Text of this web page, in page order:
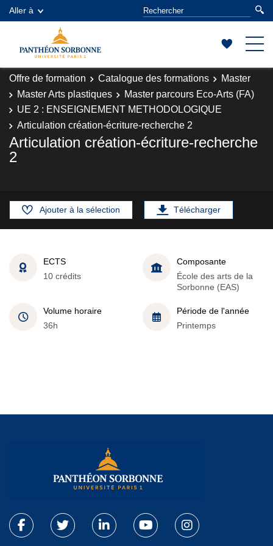
Aller à
Offre de formation Catalogue des formations
Master
Master Arts plastiques
Master parcours Eco-Arts (FA)
UE 2 : ENSEIGNEMENT METHODOLOGIQUE
Articulation création-écriture-recherche 2
Articulation création-écriture-recherche
2
Ajouter à la sélection Télécharger
ECTS
10 crédits
Composante
École des arts de la
Sorbonne (EAS)
Volume horaire
36h
Période de l'année
Printemps